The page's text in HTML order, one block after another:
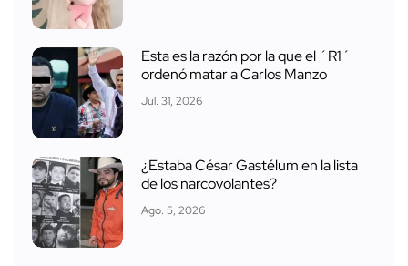
Esta es la razón por la que el ´R1´
ordenó matar a Carlos Manzo
Jul. 31, 2026
¿Estaba César Gastélum en la lista
de los narcovolantes?
Ago. 5, 2026